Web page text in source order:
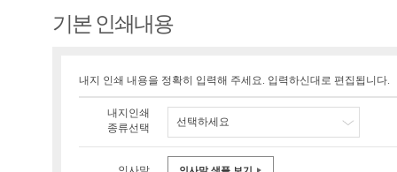
기본 인쇄내용
내지 인쇄 내용을 정확히 입력해 주세요. 입력하신대로 편집됩니다.
내지인쇄
종류선택
선택하세요